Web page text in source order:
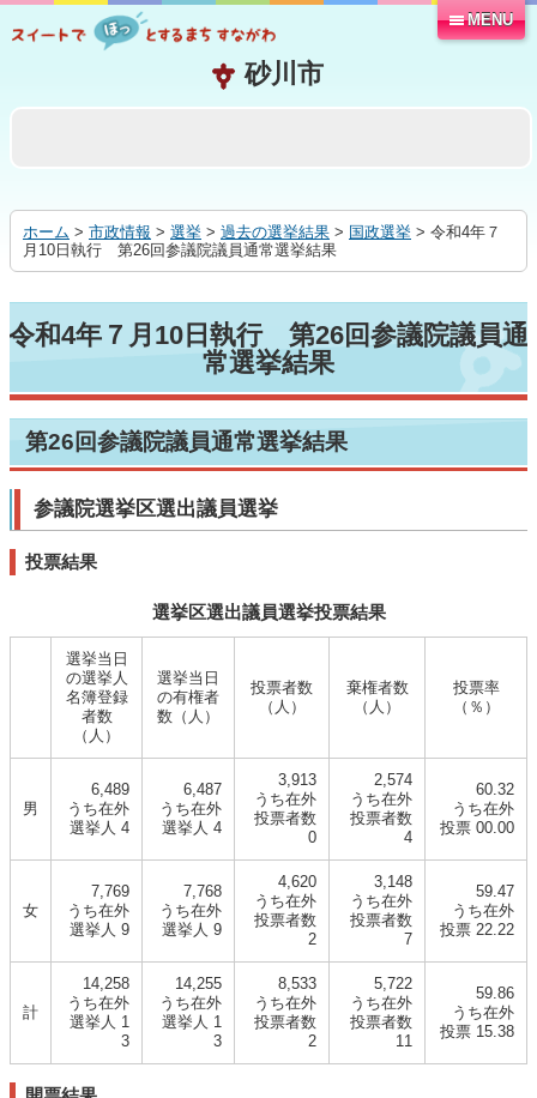
る
MENU
ホーム > 市政情報 > 選挙 > 過去の選挙結果 > 国政選挙 > 令和4年７
月10日執行 第26回参議院議員通常選挙結果
令和4年７月10日執行 第26回参議院議員通
常選挙結果
第26回参議院議員通常選挙結果
参議院選挙区選出議員選挙
投票結果
選挙区選出議員選挙投票結果
選挙当日
の選挙人
名簿登録
者数
（人）
選挙当日
の有権者
数（人）
投票者数
（人）
棄権者数
（人）
投票率
（％）
男
6,489
うち在外
選挙人 4
6,487
うち在外
選挙人 4
3,913
うち在外
投票者数
0
2,574
うち在外
投票者数
4
60.32
うち在外
投票 00.00
女
7,769
うち在外
選挙人 9
7,768
うち在外
選挙人 9
4,620
うち在外
投票者数
2
3,148
うち在外
投票者数
7
59.47
うち在外
投票 22.22
計
14,258
うち在外
選挙人 1
3
14,255
うち在外
選挙人 1
3
8,533
うち在外
投票者数
2
5,722
うち在外
投票者数
11
59.86
うち在外
投票 15.38